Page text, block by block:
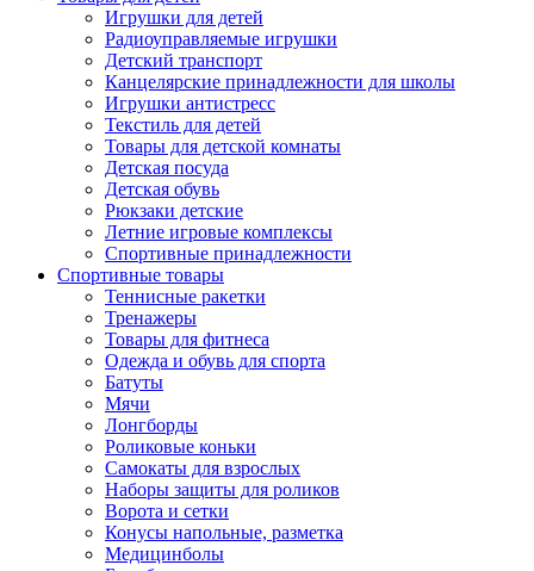
Игрушки для детей
Радиоуправляемые игрушки
Детский транспорт
Канцелярские принадлежности для школы
Игрушки антистресс
Текстиль для детей
Товары для детской комнаты
Детская посуда
Детская обувь
Рюкзаки детские
Летние игровые комплексы
Спортивные принадлежности
Спортивные товары
Теннисные ракетки
Тренажеры
Товары для фитнеса
Одежда и обувь для спорта
Батуты
Мячи
Лонгборды
Роликовые коньки
Самокаты для взрослых
Наборы защиты для роликов
Ворота и сетки
Конусы напольные, разметка
Медицинболы